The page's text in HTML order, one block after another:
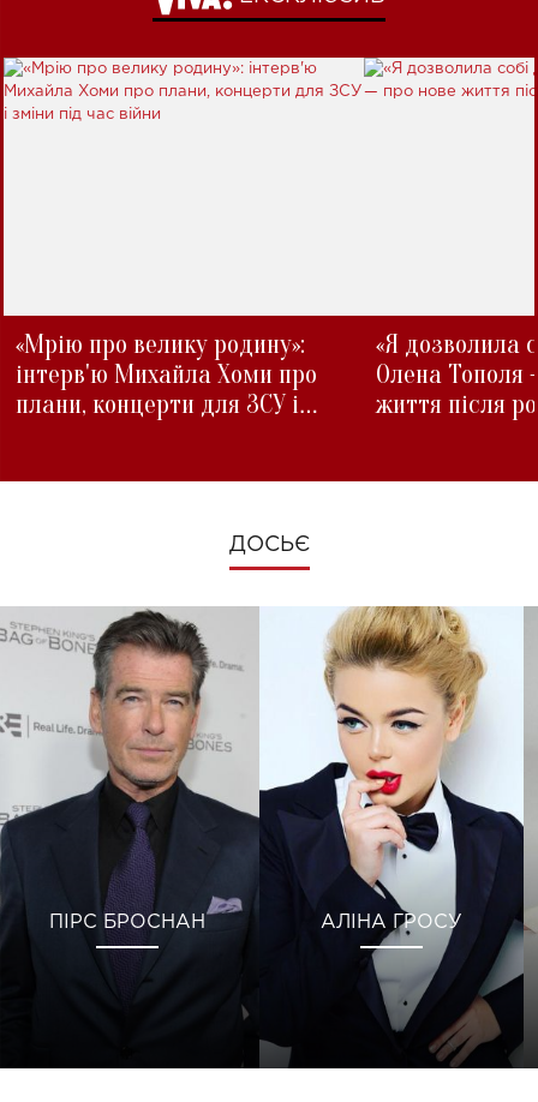
«Мрію про велику родину»:
інтерв'ю Михайла Хоми про
плани, концерти для ЗСУ і
«Я дозволила
Олена Тополя
життя після
ДОСЬЄ
ПІРС БРОСНАН АЛІНА ГРОСУ